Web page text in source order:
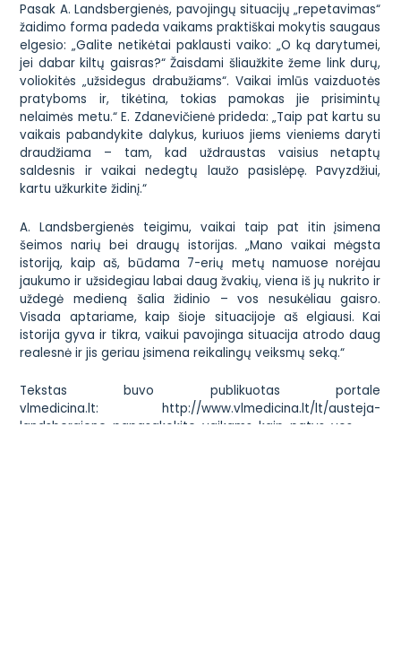
Pasak A. Landsbergienės, pavojingų situacijų „repetavimas“
žaidimo forma padeda vaikams praktiškai mokytis saugaus
elgesio: „Galite netikėtai paklausti vaiko: „O ką darytumei,
jei dabar kiltų gaisras?“ Žaisdami šliaužkite žeme link durų,
voliokitės „užsidegus drabužiams“. Vaikai imlūs vaizduotės
pratyboms ir, tikėtina, tokias pamokas jie prisimintų
nelaimės metu.“ E. Zdanevičienė prideda: „Taip pat kartu su
vaikais pabandykite dalykus, kuriuos jiems vieniems daryti
draudžiama – tam, kad uždraustas vaisius netaptų
saldesnis ir vaikai nedegtų laužo pasislėpę. Pavyzdžiui,
kartu užkurkite židinį.“
A. Landsbergienės teigimu, vaikai taip pat itin įsimena
šeimos narių bei draugų istorijas. „Mano vaikai mėgsta
istoriją, kaip aš, būdama 7-erių metų namuose norėjau
jaukumo ir užsidegiau labai daug žvakių, viena iš jų nukrito ir
uždegė medieną šalia židinio – vos nesukėliau gaisro.
Visada aptariame, kaip šioje situacijoje aš elgiausi. Kai
istorija gyva ir tikra, vaikui pavojinga situacija atrodo daug
realesnė ir jis geriau įsimena reikalingų veiksmų seką.“
Tekstas buvo publikuotas portale
vlmedicina.lt: http://www.vlmedicina.lt/lt/austeja-
landsbergiene-papasakokite-vaikams-kaip-patys-vos-